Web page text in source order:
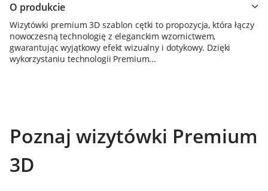
O produkcie
Wizytówki premium 3D szablon cętki to propozycja, która łączy
nowoczesną technologię z eleganckim wzornictwem,
gwarantując wyjątkowy efekt wizualny i dotykowy. Dzięki
wykorzystaniu technologii Premium...
Poznaj wizytówki Premium
3D